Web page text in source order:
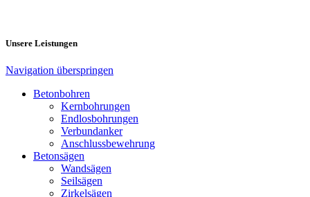
Unsere Leistungen
Navigation überspringen
Betonbohren
Kernbohrungen
Endlosbohrungen
Verbundanker
Anschlussbewehrung
Betonsägen
Wandsägen
Seilsägen
Zirkelsägen